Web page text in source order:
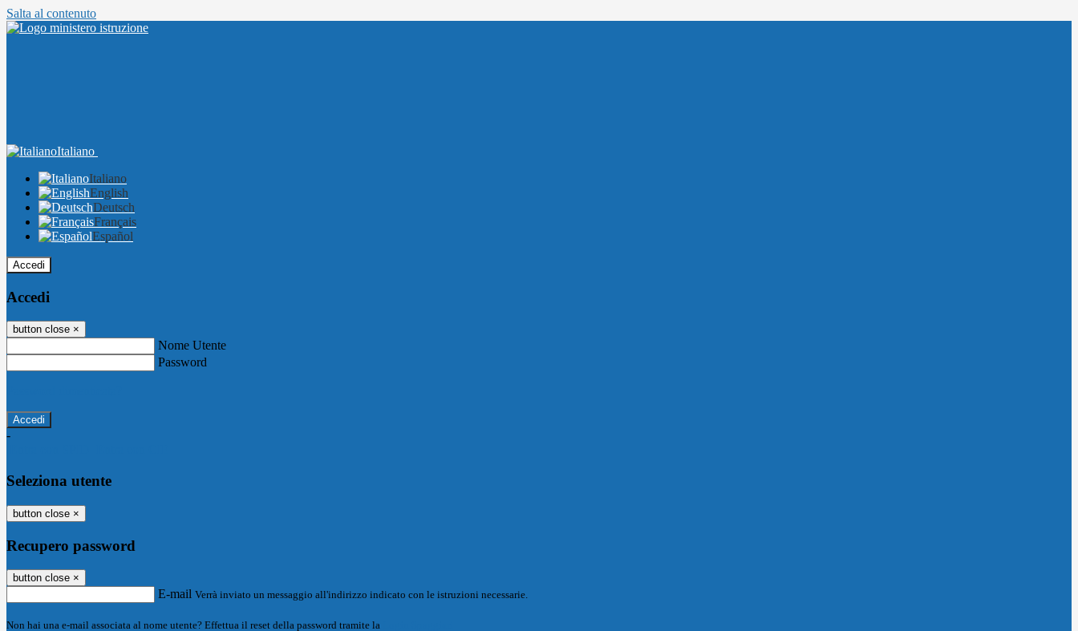
Salta al contenuto
Italiano
Italiano
English
Deutsch
Français
Español
Accedi
Accedi
button close ×
Nome Utente
Password
-
Seleziona utente
button close ×
Recupero password
button close ×
E-mail Verrà inviato un messaggio all'indirizzo indicato con le istruzioni necessarie.
Non hai una e-mail associata al nome utente? Effettua il reset della password tramite la